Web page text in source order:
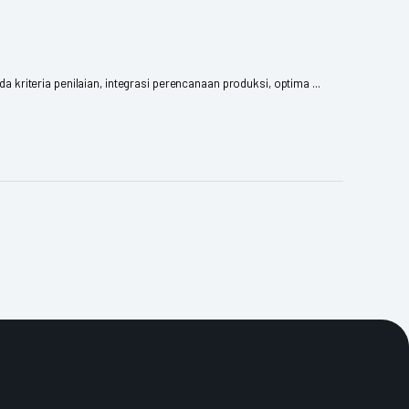
kriteria penilaian, integrasi perencanaan produksi, optima ...